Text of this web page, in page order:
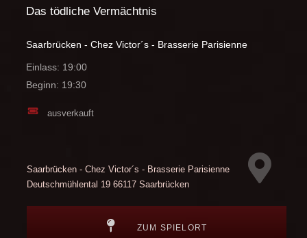
Das tödliche Vermächtnis
Saarbrücken - Chez Victor´s - Brasserie Parisienne
Einlass: 19:00
Beginn: 19:30
ausverkauft
Saarbrücken - Chez Victor´s - Brasserie Parisienne
Deutschmühlental 19 66117 Saarbrücken
ZUM SPIELORT